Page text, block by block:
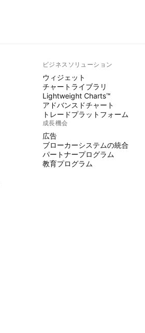
ビジネスソリューション
ウィジェット
チャートライブラリ
Lightweight Charts™
アドバンスドチャート
トレードプラットフォーム
成長機会
広告
ブローカーシステムの統合
パートナープログラム
教育プログラム